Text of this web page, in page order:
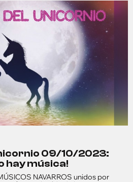
hay música!
NAVARROS unidos por